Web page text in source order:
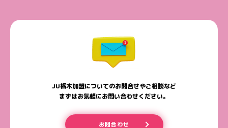
JU栃木加盟についてのお問合せやご相談など
まずはお気軽にお問い合わせください。
お問合わせ